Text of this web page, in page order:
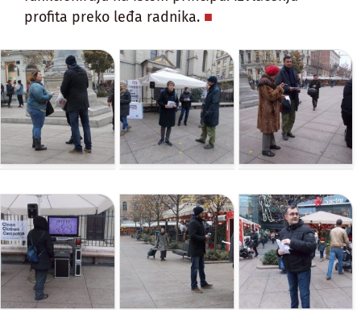
profita preko leđa radnika.